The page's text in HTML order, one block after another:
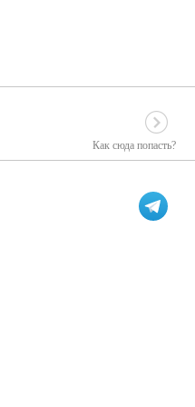
Как сюда попасть?